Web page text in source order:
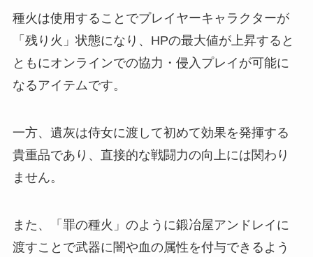
種火は使用することでプレイヤーキャラクターが
「残り火」状態になり、HPの最大値が上昇すると
ともにオンラインでの協力・侵入プレイが可能に
なるアイテムです。
一方、遺灰は侍女に渡して初めて効果を発揮する
貴重品であり、直接的な戦闘力の向上には関わり
ません。
また、「罪の種火」のように鍛冶屋アンドレイに
渡すことで武器に闇や血の属性を付与できるよう